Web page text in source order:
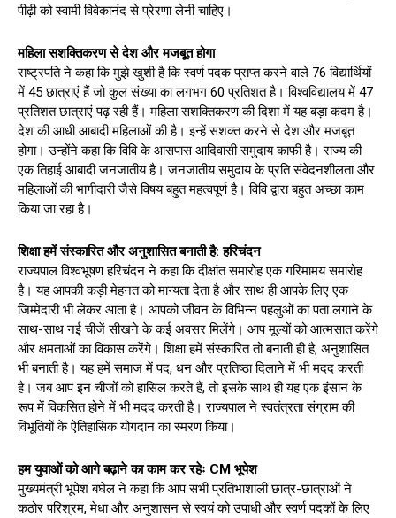
पीढ़ी को स्वामी विवेकानंद से प्रेरणा लेनी चाहिए।
महिला सशक्तिकरण से देश और मजबूत होगा
राष्ट्रपति ने कहा कि मुझे खुशी है कि स्वर्ण पदक प्राप्त करने वाले 76 विद्यार्थियों
में 45 छात्राएं हैं जो कुल संख्या का लगभग 60 प्रतिशत है। विश्वविद्यालय में 47
प्रतिशत छात्राएं पढ़ रही हैं। महिला सशक्तिकरण की दिशा में यह बड़ा कदम है।
देश की आधी आबादी महिलाओं की है। इन्हें सशक्त करने से देश और मजबूत
होगा। उन्होंने कहा कि विवि के आसपास आदिवासी समुदाय काफी है। राज्य की
एक तिहाई आबादी जनजातीय है। जनजातीय समुदाय के प्रति संवेदनशीलता और
महिलाओं की भागीदारी जैसे विषय बहुत महत्वपूर्ण है। विवि द्वारा बहुत अच्छा काम
किया जा रहा है।
शिक्षा हमें संस्कारित और अनुशासित बनाती है: हरिचंदन
राज्यपाल विश्वभूषण हरिचंदन ने कहा कि दीक्षांत समारोह एक गरिमामय समारोह
है। यह आपकी कड़ी मेहनत को मान्यता देता है और साथ ही आपके लिए एक
जिम्मेदारी भी लेकर आता है। आपको जीवन के विभिन्न पहलुओं का पता लगाने के
साथ-साथ नई चीजें सीखने के कई अवसर मिलेंगे। आप मूल्यों को आत्मसात करेंगे
और क्षमताओं का विकास करेंगे। शिक्षा हमें संस्कारित तो बनाती ही है, अनुशासित
भी बनाती है। यह हमें समाज में पद, धन और प्रतिष्ठा दिलाने में भी मदद करती
है। जब आप इन चीजों को हासिल करते हैं, तो इसके साथ ही यह एक इंसान के
रूप में विकसित होने में भी मदद करती है। राज्यपाल ने स्वतंत्रता संग्राम की
विभूतियों के ऐतिहासिक योगदान का स्मरण किया।
हम युवाओं को आगे बढ़ाने का काम कर रहेः CM भूपेश
मुख्यमंत्री भूपेश बघेल ने कहा कि आप सभी प्रतिभाशाली छात्र-छात्राओं ने
कठोर परिश्रम, मेधा और अनुशासन से स्वयं को उपाधी और स्वर्ण पदकों के लिए